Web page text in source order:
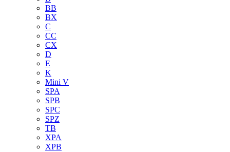
BB
BX
C
CC
CX
D
E
K
Mini V
SPA
SPB
SPC
SPZ
TB
XPA
XPB